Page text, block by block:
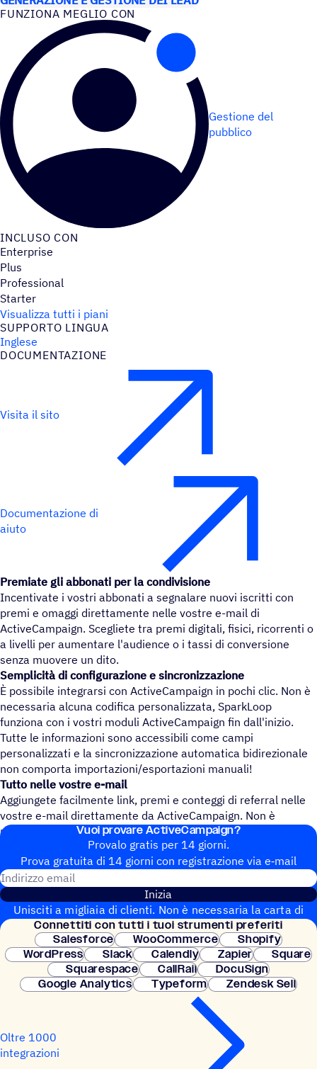
FUNZIONA MEGLIO CON
Gestione del
pubblico
INCLUSO CON
Enterprise
Plus
Professional
Starter
Visualizza tutti i piani
SUPPORTO LINGUA
Inglese
DOCU­MEN­TA­ZIONE
Visita il sito
Documentazione di
aiuto
Premiate gli abbonati per la condivisione
Incentivate i vostri abbonati a segnalare nuovi iscritti con
premi e omaggi direttamente nelle vostre e-mail di
ActiveCampaign. Scegliete tra premi digitali, fisici, ricorrenti o
a livelli per aumentare l'audience o i tassi di conversione
senza muovere un dito.
Semplicità di configurazione e sincronizzazione
È possibile integrarsi con ActiveCampaign in pochi clic. Non è
necessaria alcuna codifica personalizzata, SparkLoop
funziona con i vostri moduli ActiveCampaign fin dall'inizio.
Tutte le informazioni sono accessibili come campi
personalizzati e la sincronizzazione automatica bidirezionale
non comporta importazioni/esportazioni manuali!
Tutto nelle vostre e-mail
Aggiungete facilmente link, premi e conteggi di referral nelle
vostre e-mail direttamente da ActiveCampaign. Non è
necessaria alcuna codifica personalizzata.
Vuoi provare ActiveCampaign?
Provalo gratis per 14 giorni.
Prova gratuita di 14 giorni con regi­stra­zione via e‑mail
Inizia
Unisciti a migliaia di clienti. Non è necessaria la carta di
credito. Configurazione istantanea.
Connet­titi con tutti i tuoi strumenti preferiti
Salesforce
WooCommerce
Shopify
WordPress
Slack Calendly Zapier
Square
Squarespace
CallRail
DocuSign
Google Analytics
Typeform Zendesk Sell
Oltre 1000
integrazioni